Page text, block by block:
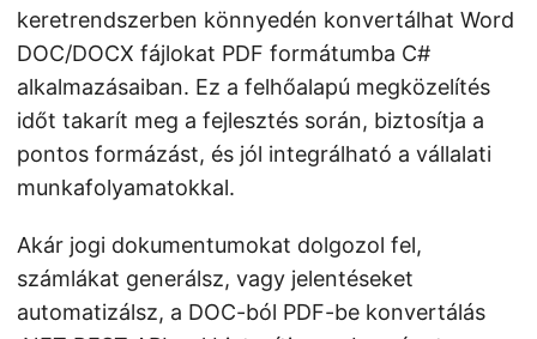
keretrendszerben könnyedén konvertálhat Word
DOC/DOCX fájlokat PDF formátumba C#
alkalmazásaiban. Ez a felhőalapú megközelítés
időt takarít meg a fejlesztés során, biztosítja a
pontos formázást, és jól integrálható a vállalati
munkafolyamatokkal.
Akár jogi dokumentumokat dolgozol fel,
számlákat generálsz, vagy jelentéseket
automatizálsz, a DOC-ból PDF-be konvertálás